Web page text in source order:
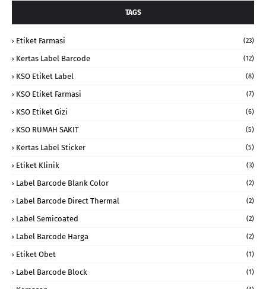
TAGS
Etiket Farmasi (23)
Kertas Label Barcode (12)
KSO Etiket Label (8)
KSO Etiket Farmasi (7)
KSO Etiket Gizi (6)
KSO RUMAH SAKIT (5)
Kertas Label Sticker (5)
Etiket Klinik (3)
Label Barcode Blank Color (2)
Label Barcode Direct Thermal (2)
Label Semicoated (2)
Label Barcode Harga (2)
Etiket Obet (1)
Label Barcode Block (1)